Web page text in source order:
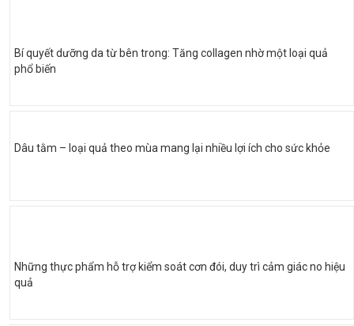
Bí quyết dưỡng da từ bên trong: Tăng collagen nhờ một loại quả
phổ biến
Dâu tằm – loại quả theo mùa mang lại nhiều lợi ích cho sức khỏe
Những thực phẩm hỗ trợ kiểm soát cơn đói, duy trì cảm giác no hiệu
quả